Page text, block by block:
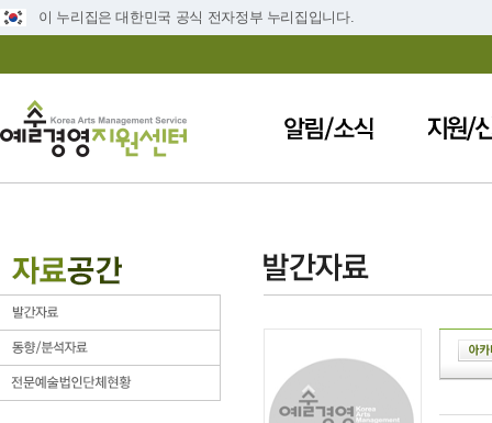
이 누리집은 대한민국 공식 전자정부 누리집입니다.